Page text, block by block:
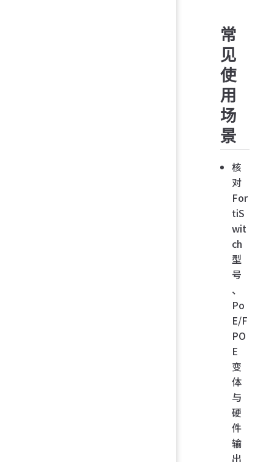
常
见
使
用
场
景
核
对
For
tiS
wit
ch
型
号
、
Po
E/F
PO
E
变
体
与
硬
件
输
出